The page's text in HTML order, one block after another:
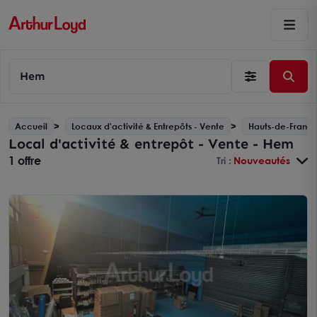
Hem
Accueil Locaux d'activité & Entrepôts - Vente Hauts-de-
Local d'activité & entrepôt - Vente - Hem
1 offre Tri : Nouveautés